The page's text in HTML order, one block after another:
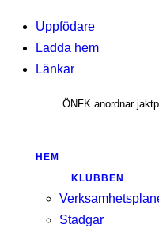
Uppfödare
Ladda hem
Länkar
ÖNFK anordnar
HEM
KLUBBEN
Stadgar